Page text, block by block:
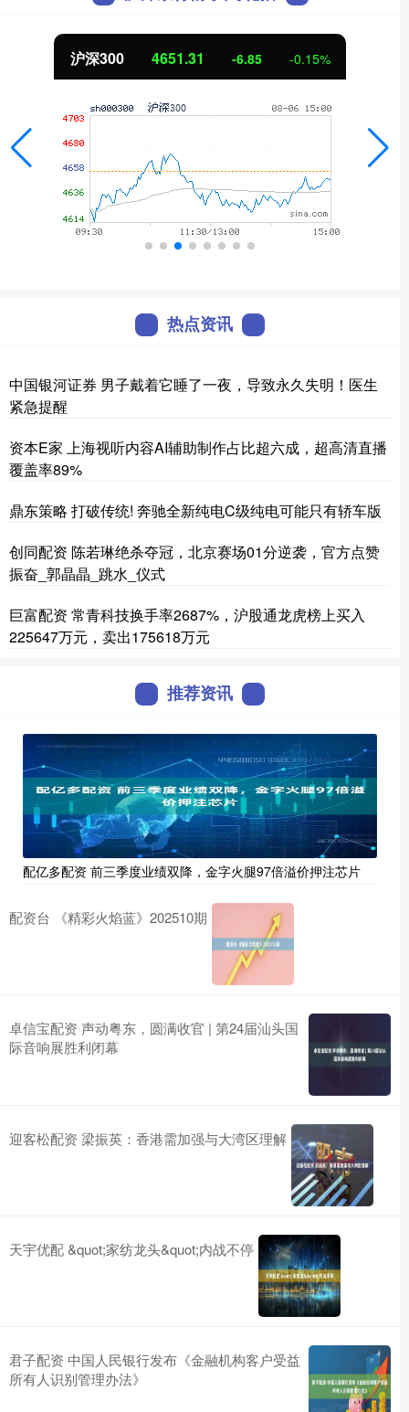
沪深300 4651.31 -6.85 -0.15%
热点资讯
中国银河证券 男子戴着它睡了一夜，导致永久失明！医生
紧急提醒
资本E家 上海视听内容AI辅助制作占比超六成，超高清直播
覆盖率89%
鼎东策略 打破传统! 奔驰全新纯电C级纯电可能只有轿车版
创同配资 陈若琳绝杀夺冠，北京赛场01分逆袭，官方点赞
振奋_郭晶晶_跳水_仪式
巨富配资 常青科技换手率2687%，沪股通龙虎榜上买入
225647万元，卖出175618万元
推荐资讯
配亿多配资 前三季度业绩双降，金字火腿97倍溢价押注芯片
配资台 《精彩火焰蓝》202510期
卓信宝配资 声动粤东，圆满收官 | 第24届汕头国
际音响展胜利闭幕
迎客松配资 梁振英：香港需加强与大湾区理解
天宇优配 &quot;家纺龙头&quot;内战不停
君子配资 中国人民银行发布《金融机构客户受益
所有人识别管理办法》